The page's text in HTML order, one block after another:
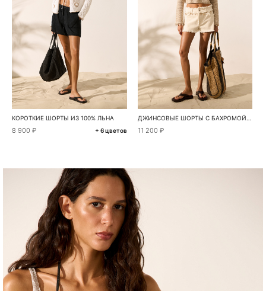
КОРОТКИЕ ШОРТЫ ИЗ 100% ЛЬНА
8 900 ₽ + 6 цветов
ДЖИНСОВЫЕ ШОРТЫ С БАХРОМОЙ И ПАЙЕТКАМИ
11 200 ₽